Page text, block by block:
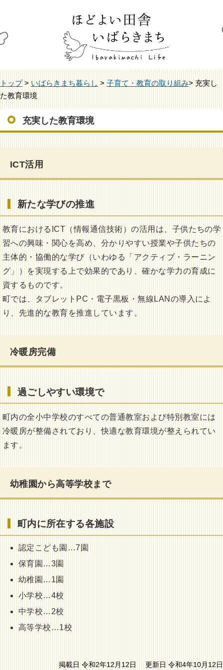
トップ> いばらきまち暮らし > 子育て・教育の取り組み> 充実し
た教育環境
充実した教育環境
ICT活用
新たな学びの推進
教育におけるICT（情報通信技術）の活用は、子供たちの学
習への興味・関心を高め、分かりやすい授業や子供たちの
主体的・協働的な学び（いわゆる「アクティブ・ラーニン
グ」）を実現する上で効果的であり、確かな学力の育成に
資するものです。
町では、タブレットPC・電子黒板・無線LANの導入によ
り、先進的な教育を推進しています。
冷暖房完備
過ごしやすい環境で
町内の全小中学校のすべての普通教室および特別教室には
冷暖房が整備されており、快適な教育環境が整えられてい
ます。
幼稚園から高等学校まで
町内に所在する各施設
認定こども園…7園
保育園…3園
幼稚園…1園
小学校…4校
中学校…2校
高等学校…1校
掲載日 令和2年12月12日 更新日 令和4年10月12日